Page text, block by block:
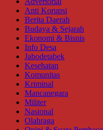
Anti Korupsi
Berita Daerah
Budaya & Sejarah
Ekonomi & Bisnis
Info Desa
Jabodetabek
Kesehatan
Komunitas
Kriminal
Mancanegara
Militer
Nasional
Olahraga